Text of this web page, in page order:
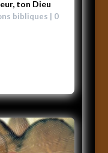
ton Dieu
bibliques | 0